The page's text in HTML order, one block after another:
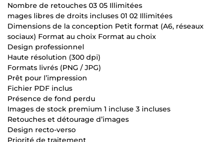
Nombre de retouches 03 05 Illimitées
mages libres de droits incluses 01 02 Illimitées
Dimensions de la conception Petit format (A6, réseaux
sociaux) Format au choix Format au choix
Design professionnel
Haute résolution (300 dpi)
Formats livrés (PNG / JPG)
Prêt pour l’impression
Fichier PDF inclus
Présence de fond perdu
Images de stock premium 1 incluse 3 incluses
Retouches et détourage d’images
Design recto-verso
Priorité de traitement